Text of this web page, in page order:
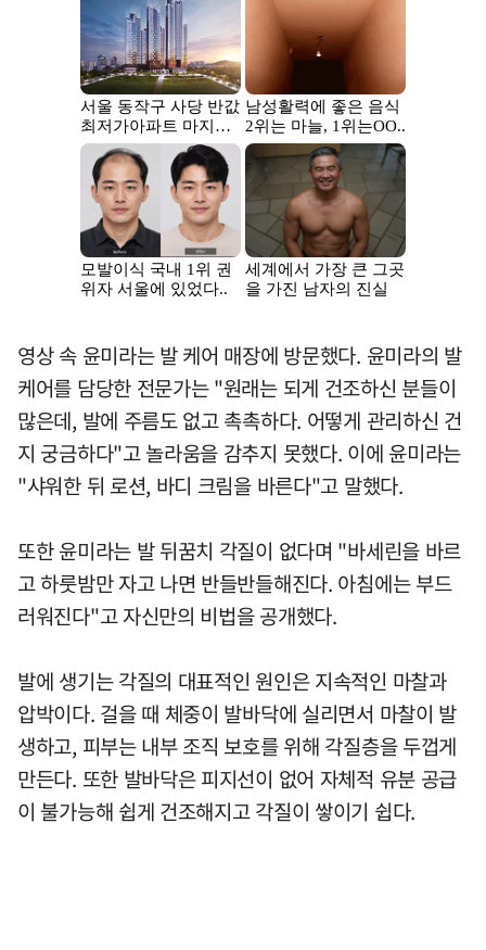
영상 속 윤미라는 발 케어 매장에 방문했다. 윤미라의 발
케어를 담당한 전문가는 "원래는 되게 건조하신 분들이
많은데, 발에 주름도 없고 촉촉하다. 어떻게 관리하신 건
지 궁금하다"고 놀라움을 감추지 못했다. 이에 윤미라는
"샤워한 뒤 로션, 바디 크림을 바른다"고 말했다.
또한 윤미라는 발 뒤꿈치 각질이 없다며 "바세린을 바르
고 하룻밤만 자고 나면 반들반들해진다. 아침에는 부드
러워진다"고 자신만의 비법을 공개했다.
발에 생기는 각질의 대표적인 원인은 지속적인 마찰과
압박이다. 걸을 때 체중이 발바닥에 실리면서 마찰이 발
생하고, 피부는 내부 조직 보호를 위해 각질층을 두껍게
만든다. 또한 발바닥은 피지선이 없어 자체적 유분 공급
이 불가능해 쉽게 건조해지고 각질이 쌓이기 쉽다.